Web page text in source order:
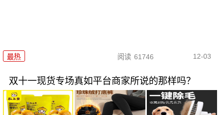
最热 阅读 61746 12-03
双十一现货专场真如平台商家所说的那样吗？